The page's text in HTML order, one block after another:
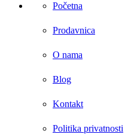
Početna
Prodavnica
O nama
Blog
Kontakt
Politika privatnosti